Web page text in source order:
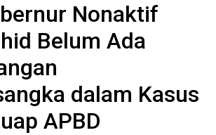
Nonaktif
Belum Ada
dalam Kasus
APBD